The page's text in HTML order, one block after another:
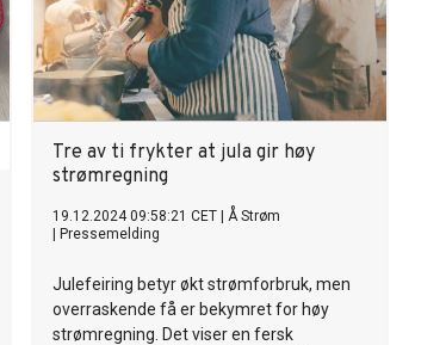
Tre av ti frykter at jula gir høy
strømregning
19.12.2024 09:58:21 CET
Å Strøm
Pressemelding
Julefeiring betyr økt strømforbruk, men
overraskende få er bekymret for høy
strømregning. Det viser en fersk